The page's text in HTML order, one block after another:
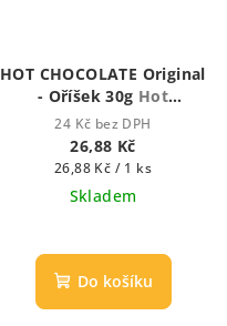
HOT CHOCOLATE Original
- Oříšek 30g Hot
Chocolate - Houstnoucí
krémová čokoláda
24 Kč bez DPH
26,88 Kč
Měrná
cena:
26,88 Kč / 1 ks
Skladem
hodnocení
produktu
Do košíku